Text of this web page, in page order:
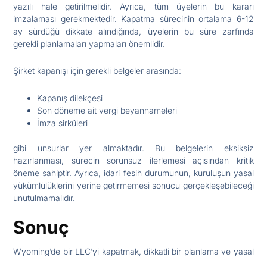
yazılı hale getirilmelidir. Ayrıca, tüm üyelerin bu kararı
imzalaması gerekmektedir. Kapatma sürecinin ortalama 6-12
ay sürdüğü dikkate alındığında, üyelerin bu süre zarfında
gerekli planlamaları yapmaları önemlidir.
Şirket kapanışı için gerekli belgeler arasında:
Kapanış dilekçesi
Son döneme ait vergi beyannameleri
İmza sirküleri
gibi unsurlar yer almaktadır. Bu belgelerin eksiksiz
hazırlanması, sürecin sorunsuz ilerlemesi açısından kritik
öneme sahiptir. Ayrıca, idari fesih durumunun, kuruluşun yasal
yükümlülüklerini yerine getirmemesi sonucu gerçekleşebileceği
unutulmamalıdır.
Sonuç
Wyoming’de bir LLC’yi kapatmak, dikkatli bir planlama ve yasal